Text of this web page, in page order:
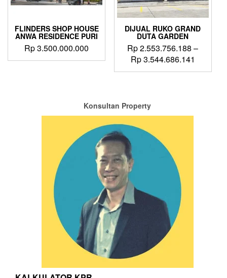
FLINDERS SHOP HOUSE
ANWA RESIDENCE PURI
Rp3.500.000.000
DIJUAL RUKO GRAND
DUTA GARDEN
Rp2.553.756.188 –
Rp3.544.686.141
range:
This
variants.
may
be
chosen
product
page
Konsultan Property